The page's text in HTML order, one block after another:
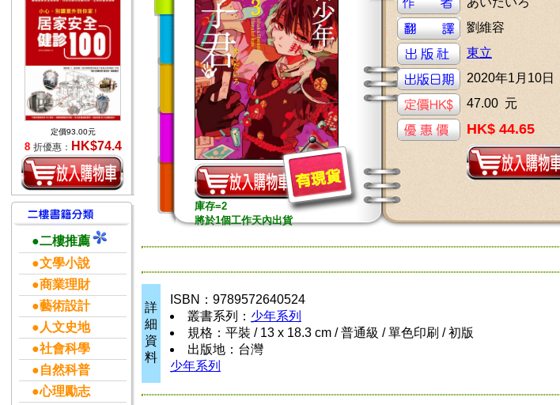
定價93.00元
8 折優惠： HK$74.4
●二樓推薦
●文學小說
●商業理財
●藝術設計
●人文史地
●社會科學
●自然科普
●心理勵志
庫存=2
將於1個工作天內出貨
劉維容
東立
2020年1月10日
47.00 元
HK$ 44.65
詳
細
資
料
ISBN：9789572640524
叢書系列： 少年系列
規格：平裝 / 13 x 18.3 cm / 普通級 / 單色印刷 / 初版
出版地：台灣
少年系列